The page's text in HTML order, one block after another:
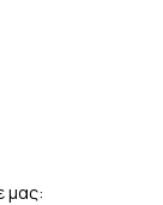
μας: